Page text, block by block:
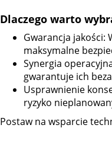
Dlaczego warto
Gwarancja jakości:
maksymalne
Synergia
gwarantuje ich
Usprawnienie
ryzyko
Postaw na wsparcie